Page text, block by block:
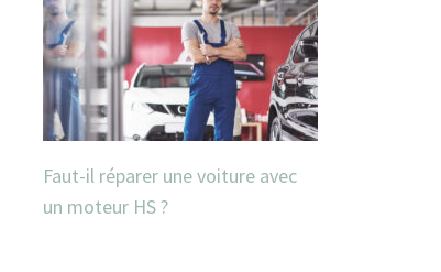
Faut-il réparer une voiture avec
un moteur HS ?